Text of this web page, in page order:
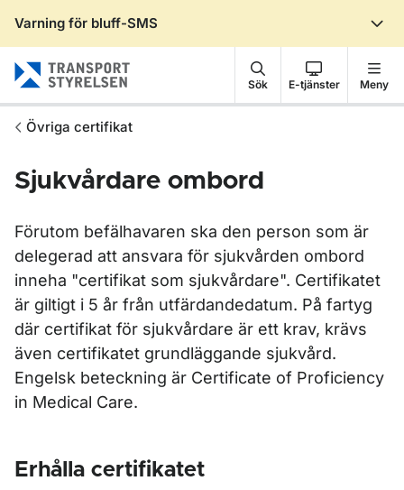
Varning för bluff-SMS
Sök E-tjänster Meny
Övriga certifikat
Sjukvårdare ombord
Förutom befälhavaren ska den person som är
delegerad att ansvara för sjukvården ombord
inneha "certifikat som sjukvårdare". Certifikatet
är giltigt i 5 år från utfärdandedatum. På fartyg
där certifikat för sjukvårdare är ett krav, krävs
även certifikatet grundläggande sjukvård.
Engelsk beteckning är Certificate of Proficiency
in Medical Care.
Erhålla certifikatet